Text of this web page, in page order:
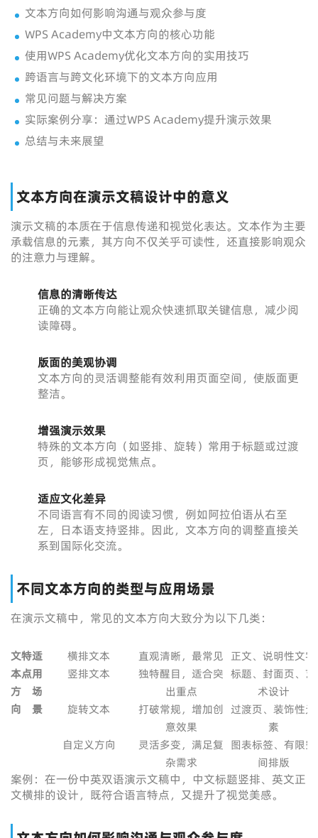
文本方向如何影响沟通与观众参与度
WPS Academy中文本方向的核心功能
使用WPS Academy优化文本方向的实用技巧
跨语言与跨文化环境下的文本方向应用
常见问题与解决方案
实际案例分享：通过WPS Academy提升演示效果
总结与未来展望
文本方向在演示文稿设计中的意义
演示文稿的本质在于信息传递和视觉化表达。文本作为主要
承载信息的元素，其方向不仅关乎可读性，还直接影响观众
的注意力与理解。
信息的清晰传达
正确的文本方向能让观众快速抓取关键信息，减少阅
读障碍。
版面的美观协调
文本方向的灵活调整能有效利用页面空间，使版面更
整洁。
增强演示效果
特殊的文本方向（如竖排、旋转）常用于标题或过渡
页，能够形成视觉焦点。
适应文化差异
不同语言有不同的阅读习惯，例如阿拉伯语从右至
左，日本语支持竖排。因此，文本方向的调整直接关
系到国际化交流。
不同文本方向的类型与应用场景
在演示文稿中，常见的文本方向大致分为以下几类：
文
本
方
向
特
点
适
用
场
景
横排文本 直观清晰，最常见 正文、说明性文字
竖排文本
独特醒目，适合突
出重点
标题、封面页、艺
术设计
旋转文本
打破常规，增加创
意效果
过渡页、装饰性元
素
自定义方向
灵活多变，满足复
杂需求
图表标签、有限空
间排版
案例：在一份中英双语演示文稿中，中文标题竖排、英文正
文横排的设计，既符合语言特点，又提升了视觉美感。